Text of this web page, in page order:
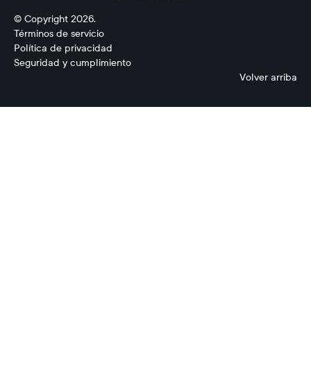
© Copyright 2026.
Términos de servicio
Política de privacidad
Seguridad y cumplimiento
Volver arriba